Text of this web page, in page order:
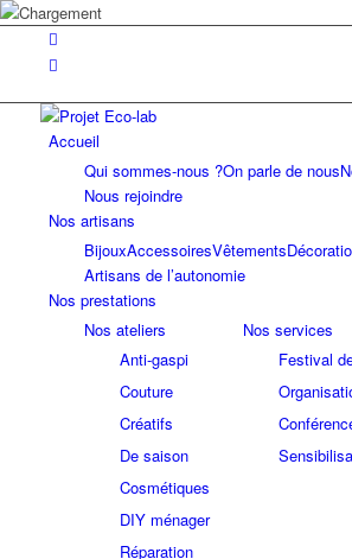
Accueil
Qui sommes-nous ?On parle de nous
Nous rejoindre
Nos artisans
BijouxAccessoiresVêtements
Artisans de l’autonomie
Nos prestations
Nos ateliers
Anti-gaspi
Couture
Créatifs
De saison
Cosmétiques
DIY ménager
Réparation
Nos services
Festival